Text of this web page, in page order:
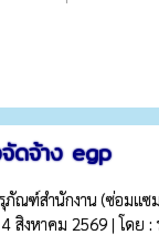
ดจ้าง egp
ณฑ์สำนักงาน (ซ่อมแซม
สิงหาคม 2569 | โดย